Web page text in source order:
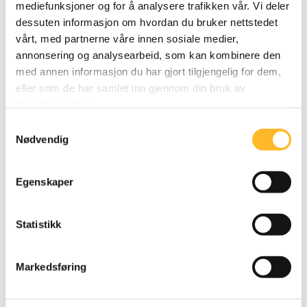
mediefunksjoner og for å analysere trafikken vår. Vi deler
dessuten informasjon om hvordan du bruker nettstedet
vårt, med partnerne våre innen sosiale medier,
annonsering og analysearbeid, som kan kombinere den
med annen informasjon du har gjort tilgjengelig for dem,
eller som de har samlet inn gjennom din bruk av
Nødvendig
Egenskaper
Statistikk
Markedsføring
ansatte, uavhengig av alder, muligheter for faglig
utvikling og nye utfordringer. Verdsett den unike
kompetansen mange seniorer har fra tidligere
teknologiske og organisatoriske endringer.